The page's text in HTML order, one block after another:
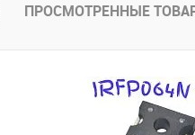
ПРОСМОТРЕННЫЕ